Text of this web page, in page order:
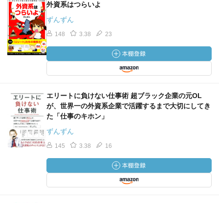
外資系はつらいよ
ずんずん
148 3.38 23
エリートに負けない仕事術 超ブラック企業の元OL
が、世界一の外資系企業で活躍するまで大切にしてき
た「仕事のキホン」
ずんずん
145 3.38 16